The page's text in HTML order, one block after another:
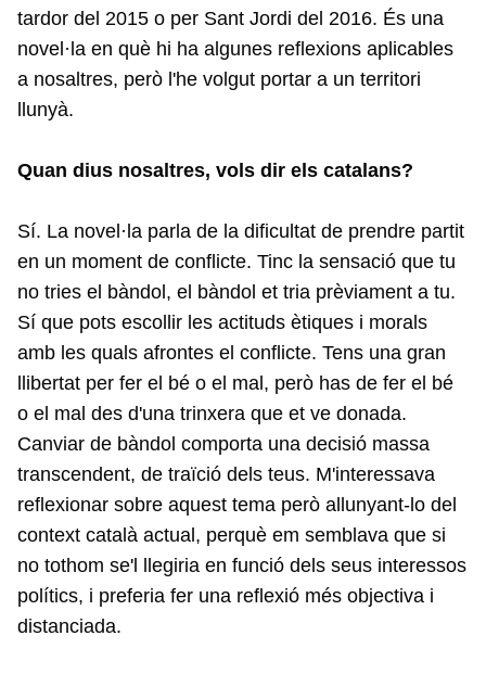
tardor del 2015 o per Sant Jordi del 2016. És una
novel·la en què hi ha algunes reflexions aplicables
a nosaltres, però l'he volgut portar a un territori
llunyà.
Quan dius nosaltres, vols dir els catalans?
Sí. La novel·la parla de la dificultat de prendre partit
en un moment de conflicte. Tinc la sensació que tu
no tries el bàndol, el bàndol et tria prèviament a tu.
Sí que pots escollir les actituds ètiques i morals
amb les quals afrontes el conflicte. Tens una gran
llibertat per fer el bé o el mal, però has de fer el bé
o el mal des d'una trinxera que et ve donada.
Canviar de bàndol comporta una decisió massa
transcendent, de traïció dels teus. M'interessava
reflexionar sobre aquest tema però allunyant-lo del
context català actual, perquè em semblava que si
no tothom se'l llegiria en funció dels seus interessos
polítics, i preferia fer una reflexió més objectiva i
distanciada.